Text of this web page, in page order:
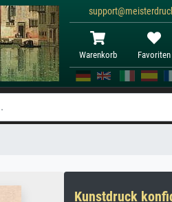
Warenkorb Favoriten
Kunstdruck